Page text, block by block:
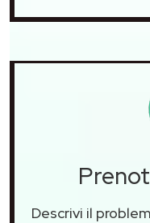
Descrivi il